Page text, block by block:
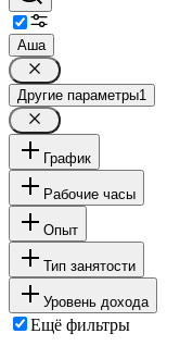
Аша
Другие параметры1
График
Рабочие часы
Опыт
Тип занятости
Уровень дохода
Ещё фильтры